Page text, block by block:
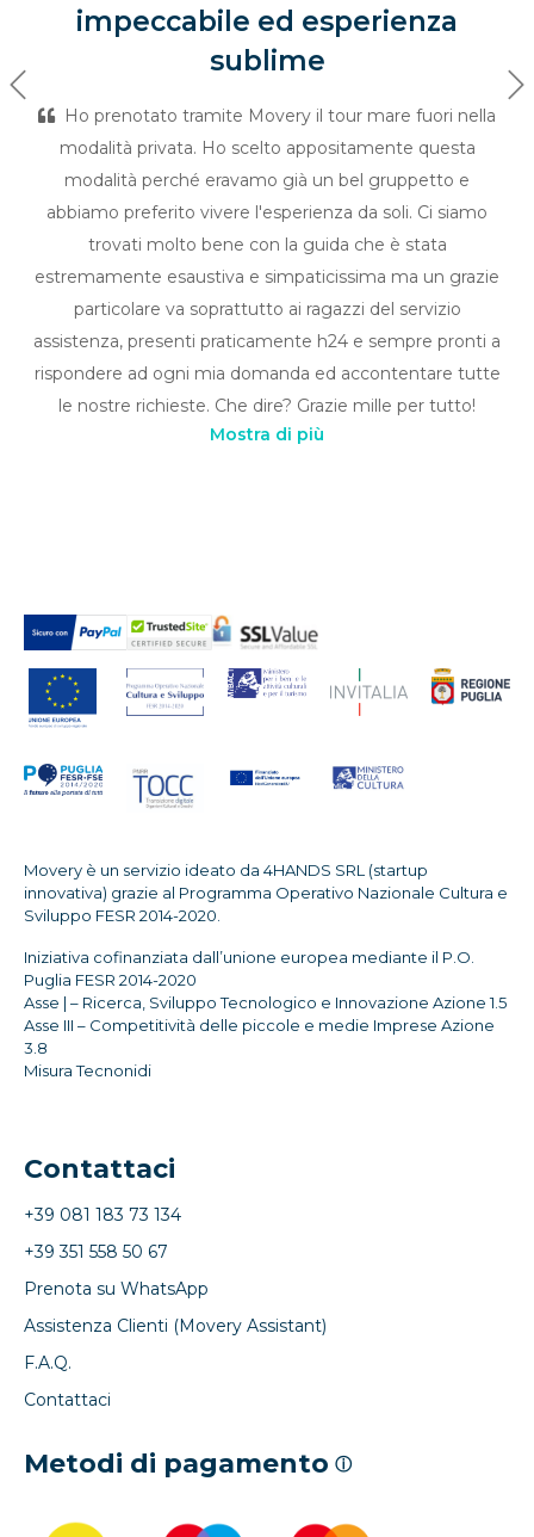
impeccabile ed esperienza
sublime
Ho prenotato tramite Movery il tour mare fuori nella
modalità privata. Ho scelto appositamente questa
modalità perché eravamo già un bel gruppetto e
abbiamo preferito vivere l'esperienza da soli. Ci siamo
trovati molto bene con la guida che è stata
estremamente esaustiva e simpaticissima ma un grazie
particolare va soprattutto ai ragazzi del servizio
assistenza, presenti praticamente h24 e sempre pronti a
rispondere ad ogni mia domanda ed accontentare tutte
le nostre richieste. Che dire? Grazie mille per tutto!
Previous
Mostra di più
Movery è un servizio ideato da 4HANDS SRL (startup
innovativa) grazie al Programma Operativo Nazionale Cultura e
Sviluppo FESR 2014-2020.
Iniziativa cofinanziata dall’unione europea mediante il P.O.
Puglia FESR 2014-2020
Asse | – Ricerca, Sviluppo Tecnologico e Innovazione Azione 1.5
Asse III – Competitività delle piccole e medie Imprese Azione
3.8
Misura Tecnonidi
Contattaci
+39 081 183 73 134
+39 351 558 50 67
Prenota su WhatsApp
Assistenza Clienti (Movery Assistant)
F.A.Q.
Contattaci
Metodi di pagamento ⓘ